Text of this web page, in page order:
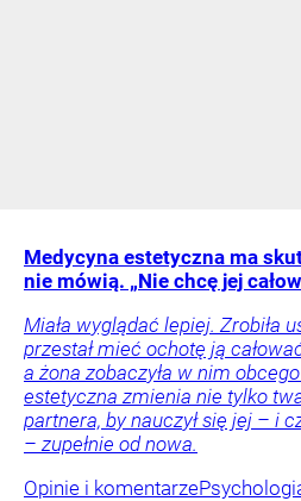
Medycyna estetyczna ma
nie mówią. „Nie chcę jej
Miała wyglądać lepiej. Zrobiła
przestał mieć ochotę ją
a żona zobaczyła w nim
estetyczna zmienia nie tylko
partnera, by nauczył się jej – i
– zupełnie od nowa.
Opinie i komentarze